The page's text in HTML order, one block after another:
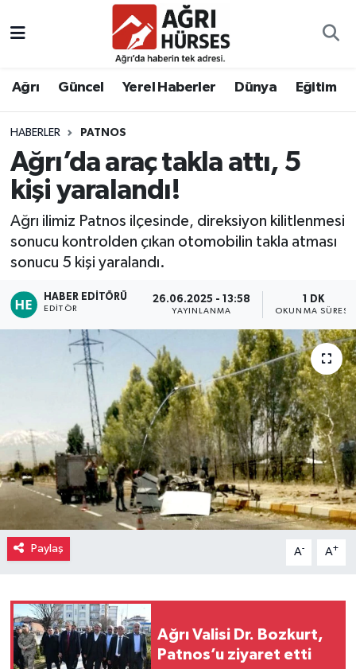
Ağrı Güncel Yerel Haberler Dünya Eğitim
HABERLER PATNOS
Ağrı’da araç takla attı, 5
kişi yaralandı!
Ağrı ilimiz Patnos ilçesinde, direksiyon kilitlenmesi
sonucu kontrolden çıkan otomobilin takla atması
sonucu 5 kişi yaralandı.
HABER EDITÖRÜ
EDITÖR
26.06.2025 - 13:58
YAYINLANMA
1 DK
OKUNMA SÜRESI
Paylaş A- A+
Ağrı Valisi Dr. Bozkurt,
Patnos’u ziyaret etti
Hava Durumu
Tüm Manşetler
Son Dakika Haberleri
Haber Arşivi